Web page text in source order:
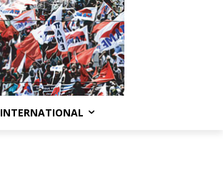
INTERNATIONAL